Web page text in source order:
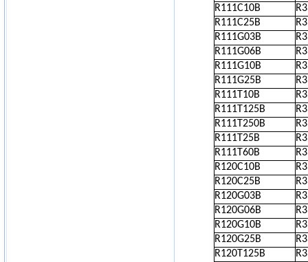
R111C10B
R111C25B
R111G03B
R111G06B
R111G10B
R111G25B
R111T10B
R111T125B
R111T250B
R111T25B
R111T60B
R120C10B
R120C25B
R120G03B
R120G06B
R120G10B
R120G25B
R120T125B